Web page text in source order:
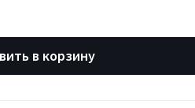
в корзину